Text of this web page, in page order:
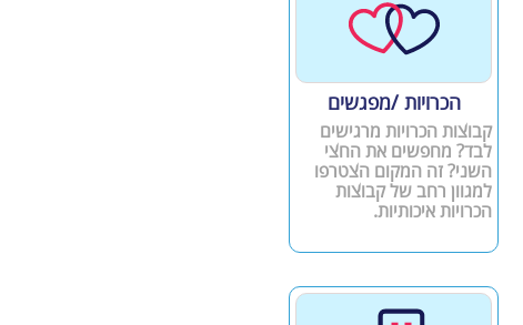
הכרויות /מפגשים
קבוצות הכרויות מרגישים
לבד? מחפשים את החצי
השני? זה המקום הצטרפו
למגוון רחב של קבוצות
הכרויות איכותיות.